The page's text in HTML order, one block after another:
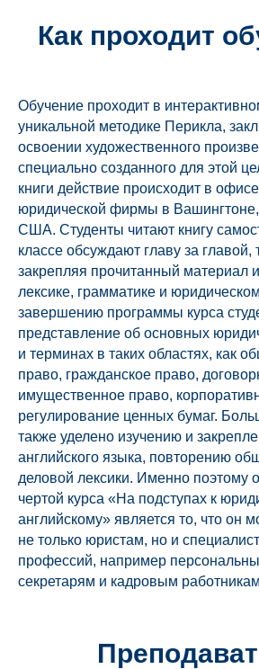
Как проходит
Обучение проходит в
уникальной методике Перикла,
освоении художественного
специально созданного для этой
книги действие происходит в
юридической фирмы в
США. Студенты читают книгу
классе обсуждают главу за главой,
закрепляя прочитанный материал
лексике, грамматике и
завершению программы курса
представление об основных
и терминах в таких областях, как
право, гражданское право,
имущественное право,
регулирование ценных бумаг.
также уделено изучению и
английского языка, повторению
деловой лексики. Именно поэтому
чертой курса «На подступах к
английскому» является то, что он
не только юристам, но и
профессий, например
секретарям и кадровым